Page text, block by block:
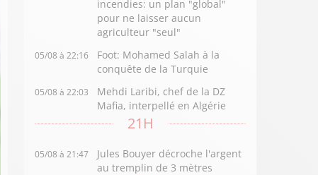
incendies: un plan "global"
pour ne laisser aucun
agriculteur "seul"
05/08 à 22:16
Foot: Mohamed Salah à la
conquête de la Turquie
05/08 à 22:03
Mehdi Laribi, chef de la DZ
Mafia, interpellé en Algérie
21H
05/08 à 21:47
Jules Bouyer décroche l'argent
au tremplin de 3 mètres